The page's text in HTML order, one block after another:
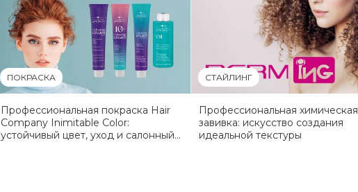
ПОКРАСКА
Профессиональная покраска Hair
Company Inimitable Color:
устойчивый цвет, уход и салонный
СТАЙЛИНГ
Профессиональная химическая
завивка: искусство создания
идеальной текстуры